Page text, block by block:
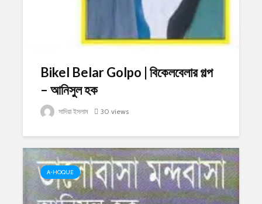
Bikel Belar Golpo | বিকেলবেলার গল্প
– আনিসুল হক
সাদিয়া ইসলাম 30 views
A-HOQUE